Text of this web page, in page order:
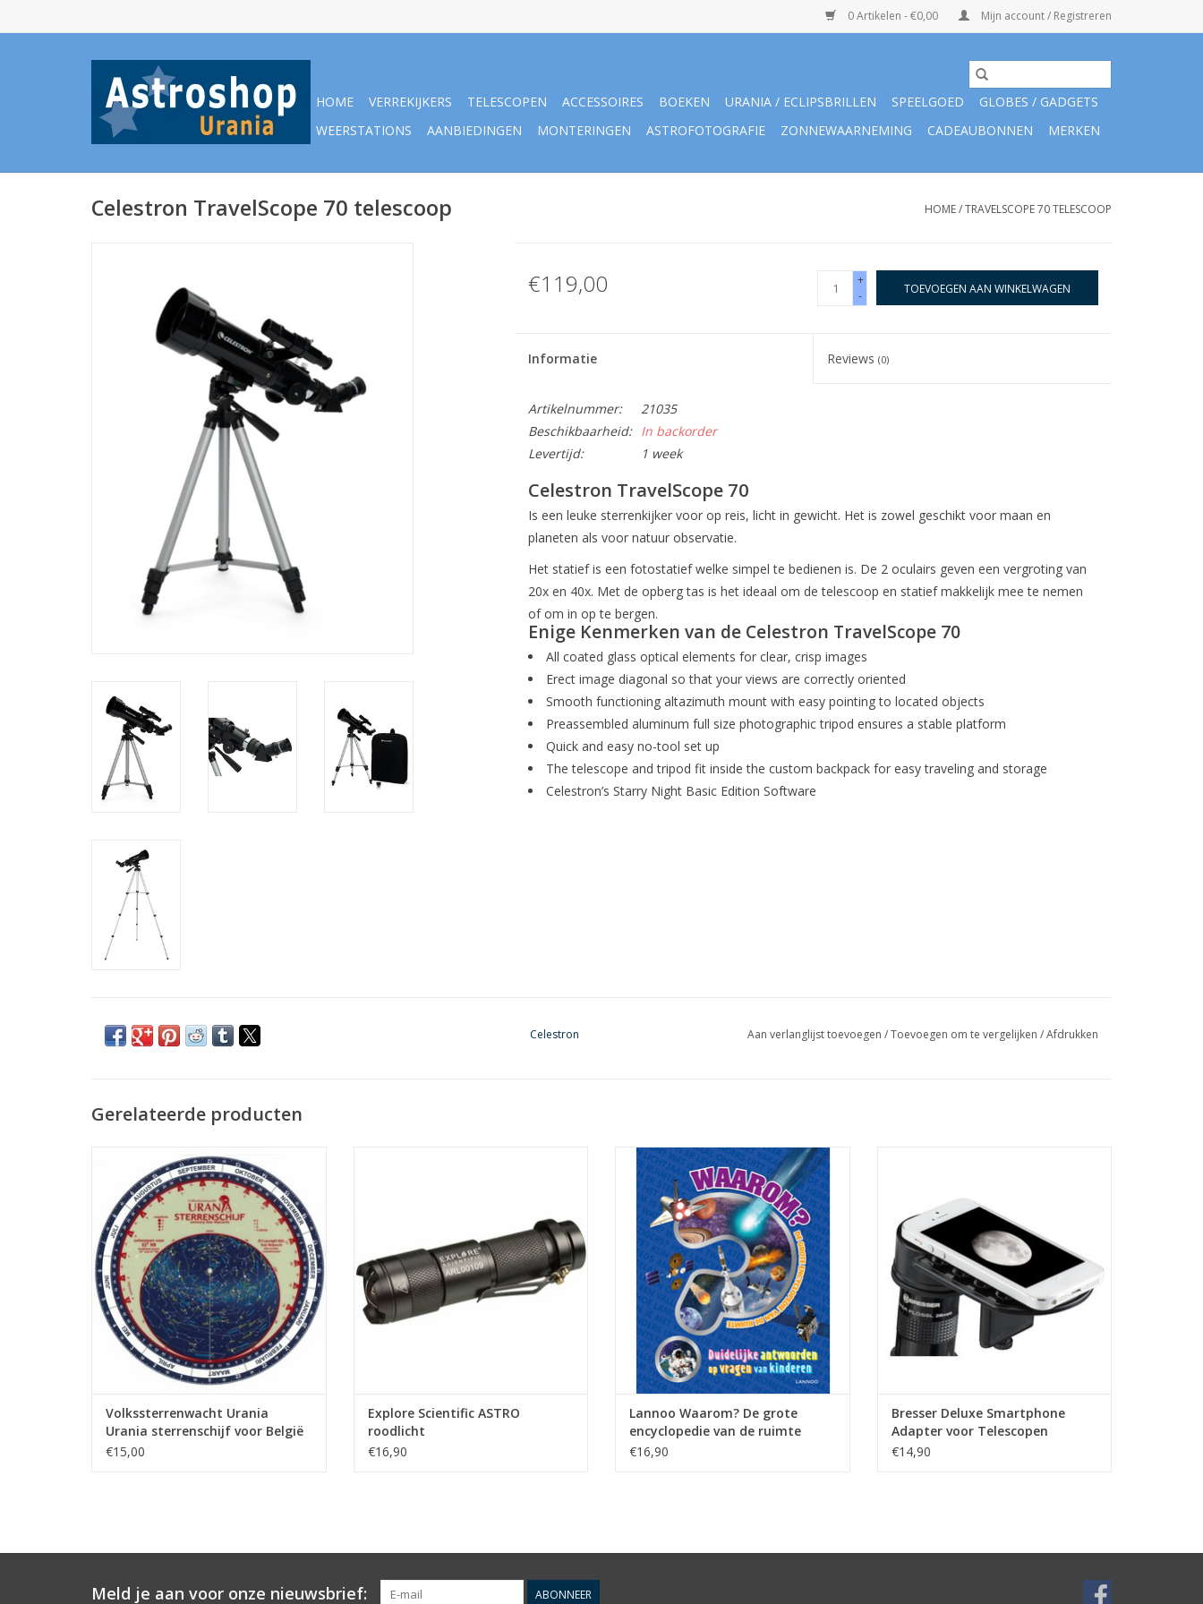
0 Artikelen - €0,00 Mijn account / Registreren
HOME VERREKIJKERS TELESCOPEN ACCESSOIRES BOEKEN URANIA / ECLIPSBRILLEN SPEELGOED
GLOBES / GADGETS
WEERSTATIONS
AANBIEDINGEN MONTERINGEN ASTROFOTOGRAFIE ZONNEWAARNEMING CADEAUBONNEN MERKEN
Celestron TravelScope 70 telescoop HOME/TRAVELSCOPE 70 TELESCOOP
€119,00
+
-
TOEVOEGEN AAN WINKELWAGEN
Informatie Reviews(0)
Artikelnummer:
21035
Beschikbaarheid:
In backorder
Levertijd:
1 week
Celestron TravelScope 70
Is een leuke sterrenkijker voor op reis, licht in gewicht. Het is zowel geschikt voor maan en
planeten als voor natuur observatie.
Het statief is een fotostatief welke simpel te bedienen is. De 2 oculairs geven een vergroting van
20x en 40x. Met de opberg tas is het ideaal om de telescoop en statief makkelijk mee te nemen
of om in op te bergen.
Enige Kenmerken van de Celestron TravelScope 70
All coated glass optical elements for clear, crisp images
Erect image diagonal so that your views are correctly oriented
Smooth functioning altazimuth mount with easy pointing to located objects
Preassembled aluminum full size photographic tripod ensures a stable platform
Quick and easy no-tool set up
The telescope and tripod fit inside the custom backpack for easy traveling and storage
Celestron’s Starry Night Basic Edition Software
Celestron Aan verlanglijst toevoegen /Toevoegen om te vergelijken /Afdrukken
Gerelateerde producten
Belgische standaard planisfeer voor 52º
NB, zeer nauwkeurig voor elk gebied
tussen 47º en 57º NB en speciaal
ontworpen voor België en Nederland.
TOEVOEGEN AAN WINKELWAGEN
Volkssterrenwacht Urania
Urania sterrenschijf voor België
in kleur
€15,00
Van ASTRO biedt R-LITE 3 functies: continu
licht helder / continu licht donker / k
TOEVOEGEN AAN WINKELWAGEN
Explore Scientific ASTRO
roodlicht
€16,90
Nieuwsgierige kinderen krijgen een
antwoord op de boeiendste vragen over
de ruimte. Hoe is het heelal ontstaan?
Waarom hebben kometen een staart? Hoe
lang duurt de reis naar de maan? Waarom
zweef je in de ruimte? Wat is een zwart
gat?
TOEVOEGEN AAN WINKELWAGEN
Lannoo Waarom? De grote
encyclopedie van de ruimte
€16,90
TOEVOEGEN AAN WINKELWAGEN
Bresser Deluxe Smartphone
Adapter voor Telescopen
€14,90
Meld je aan voor onze nieuwsbrief: ABONNEER